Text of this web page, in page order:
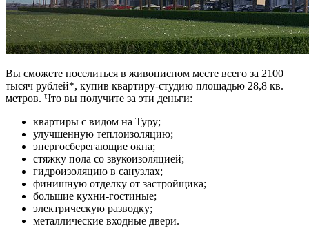
Вы сможете поселиться в живописном месте всего за 2100
тысяч рублей*, купив квартиру-студию площадью 28,8 кв.
метров. Что вы получите за эти деньги:
квартиры с видом на Туру;
улучшенную теплоизоляцию;
энергосберегающие окна;
стяжку пола со звукоизоляцией;
гидроизоляцию в санузлах;
финишную отделку от застройщика;
большие кухни-гостиные;
электрическую разводку;
металлические входные двери.